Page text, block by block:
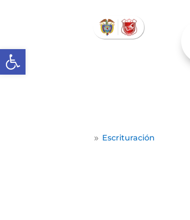
Abrir barra de herramientas
9 Escrituración